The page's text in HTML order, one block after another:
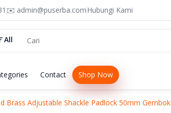
✉️ admin@puserba.comHubungi Kami
All
Contact Shop Now
Brass Adjustable Shackle Padlock 50mm Gembok